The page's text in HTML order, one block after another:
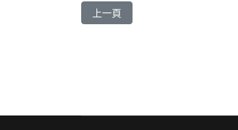
上一篇文章: 王志勇 醫師
上一頁